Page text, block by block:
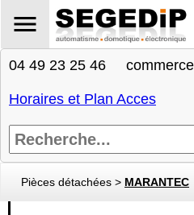
04 49 23 25 46
Horaires et Plan Acces
Pièces détachées > MARANTEC